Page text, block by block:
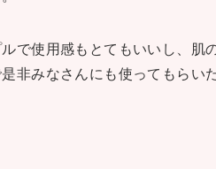
で使用感もとてもいいし、肌
非みなさんにも使ってもらい